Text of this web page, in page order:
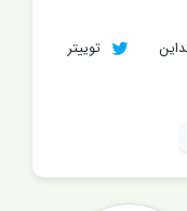
توییتر